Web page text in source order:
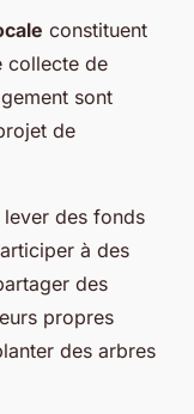
constituent
collecte de
sont
de
des fonds
à des
des
propres
des arbres